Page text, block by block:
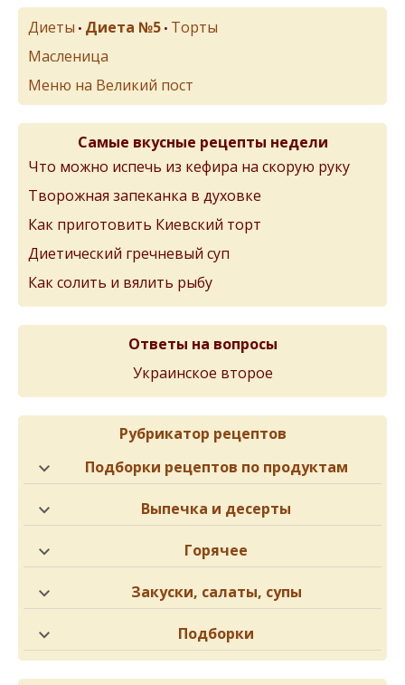
Диеты • Диета №5 • Торты
Масленица
Меню на Великий пост
Самые вкусные рецепты недели
Что можно испечь из кефира на скорую руку
Творожная запеканка в духовке
Как приготовить Киевский торт
Диетический гречневый суп
Как солить и вялить рыбу
Ответы на вопросы
Украинское второе
Рубрикатор рецептов
Подборки рецептов по продуктам
Выпечка и десерты
Горячее
Закуски, салаты, супы
Подборки